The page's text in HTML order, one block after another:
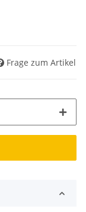
Frage zum Artikel